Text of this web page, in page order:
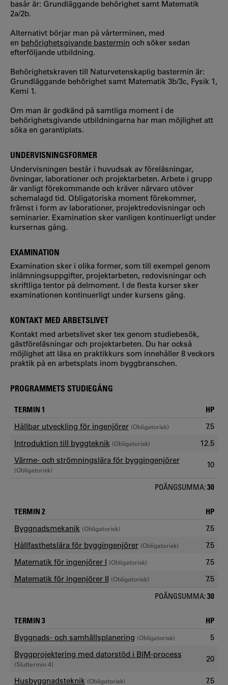
basår är: Grundläggande behörighet samt Matematik
2a/2b.
Alternativt börjar man på vårterminen, med
en behörighetsgivande bastermin och söker sedan
efterföljande utbildning.
Behörighetskraven till Naturvetenskaplig bastermin är:
Grundläggande behörighet samt Matematik 3b/3c, Fysik 1,
Kemi 1.
Om man är godkänd på samtliga moment i de
behörighetsgivande utbildningarna har man möjlighet att
söka en garantiplats.
UNDERVISNINGSFORMER
Undervisningen består i huvudsak av föreläsningar,
övningar, laborationer och projektarbeten. Arbete i grupp
är vanligt förekommande och kräver närvaro utöver
schemalagd tid. Obligatoriska moment förekommer,
främst i form av laborationer, projektredovisningar och
seminarier. Examination sker vanligen kontinuerligt under
kursernas gång.
EXAMINATION
Examination sker i olika former, som till exempel genom
inlämningsuppgifter, projektarbeten, redovisningar och
skriftliga tentor på delmoment. I de flesta kurser sker
examinationen kontinuerligt under kursens gång.
KONTAKT MED ARBETSLIVET
Kontakt med arbetslivet sker tex genom studiebesök,
gästföreläsningar och projektarbeten. Du har också
möjlighet att läsa en praktikkurs som innehåller 8 veckors
praktik på en arbetsplats inom byggbranschen.
PROGRAMMETS STUDIEGÅNG
TERMIN 1 HP
Hållbar utveckling för ingenjörer (Obligatorisk)
7.5
Introduktion till byggteknik (Obligatorisk)
12.5
Värme- och strömningslära för byggingenjörer
(Obligatorisk)
10
POÄNGSUMMA:30
TERMIN 2 HP
Byggnadsmekanik (Obligatorisk)
7.5
Hållfasthetslära för byggingenjörer (Obligatorisk)
7.5
Matematik för ingenjörer I (Obligatorisk)
7.5
Matematik för ingenjörer II (Obligatorisk) 7.5
POÄNGSUMMA:30
TERMIN 3 HP
Byggnads- och samhällsplanering (Obligatorisk)
5
Byggprojektering med datorstöd i BIM-process
(Sluttermin 4)
20
Husbyggnadsteknik (Obligatorisk)
7.5